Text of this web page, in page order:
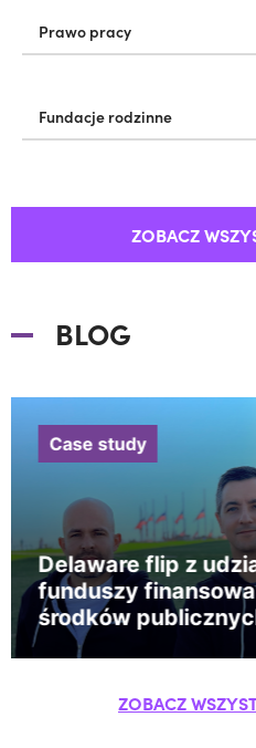
Prawo pracy
Fundacje rodzinne
ZOBACZ
BLOG
Case study
Delaware flip z
funduszy
środków
ZOBACZ